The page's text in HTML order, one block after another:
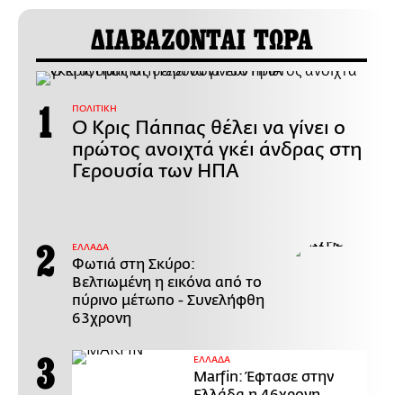
ΔΙΑΒΑΖΟΝΤΑΙ ΤΩΡΑ
ΠΟΛΙΤΙΚΗ
Ο Κρις Πάππας θέλει να γίνει ο
πρώτος ανοιχτά γκέι άνδρας στη
Γερουσία των ΗΠΑ
ΕΛΛΑΔΑ
Φωτιά στη Σκύρο:
Βελτιωμένη η εικόνα από το
πύρινο μέτωπο - Συνελήφθη
63χρονη
ΕΛΛΑΔΑ
Marfin: Έφτασε στην